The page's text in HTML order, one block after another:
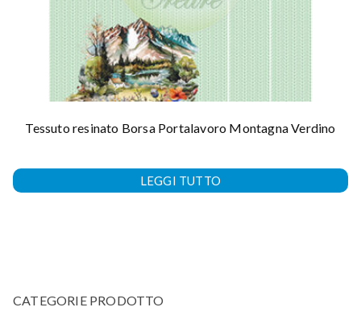
Tessuto resinato Borsa Portalavoro Montagna Verdino
LEGGI TUTTO
CATEGORIE PRODOTTO